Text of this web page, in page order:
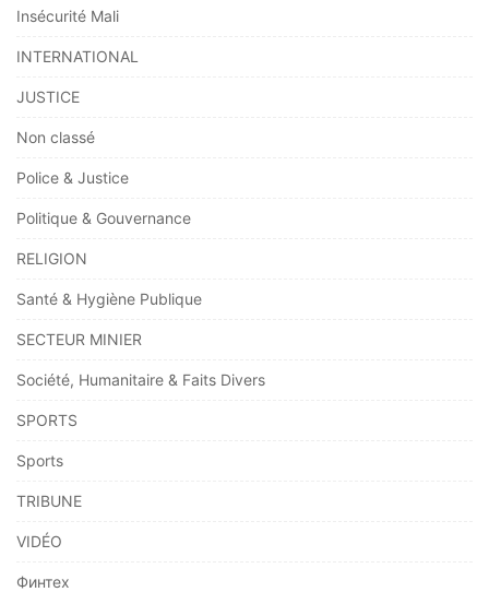
Insécurité Mali
INTERNATIONAL
JUSTICE
Non classé
Police & Justice
Politique & Gouvernance
RELIGION
Santé & Hygiène Publique
SECTEUR MINIER
Société, Humanitaire & Faits Divers
SPORTS
Sports
TRIBUNE
VIDÉO
Финтех